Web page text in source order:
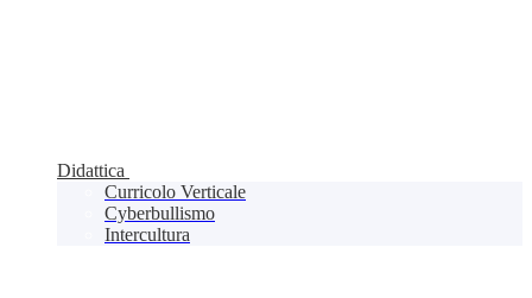
Didattica
Curricolo Verticale
Cyberbullismo
Intercultura